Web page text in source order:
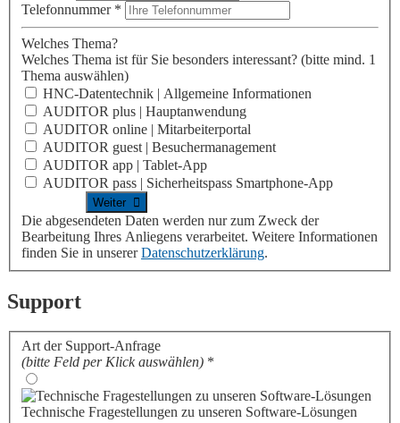
Telefonnummer *
Welches Thema?
Welches Thema ist für Sie besonders interessant? (bitte mind. 1
Thema auswählen)
HNC-Datentechnik | Allgemeine Informationen
AUDITOR plus | Hauptanwendung
AUDITOR online | Mitarbeiterportal
AUDITOR guest | Besuchermanagement
AUDITOR app | Tablet-App
AUDITOR pass | Sicherheitspass Smartphone-App
Die abgesendeten Daten werden nur zum Zweck der
Bearbeitung Ihres Anliegens verarbeitet. Weitere Informationen
finden Sie in unsererDatenschutzerklärung.
Support
Art der Support-Anfrage
(bitte Feld per Klick auswählen) *
Technische Fragestellungen zu unseren Software-Lösungen